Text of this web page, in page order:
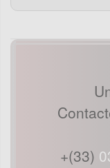
+(33)